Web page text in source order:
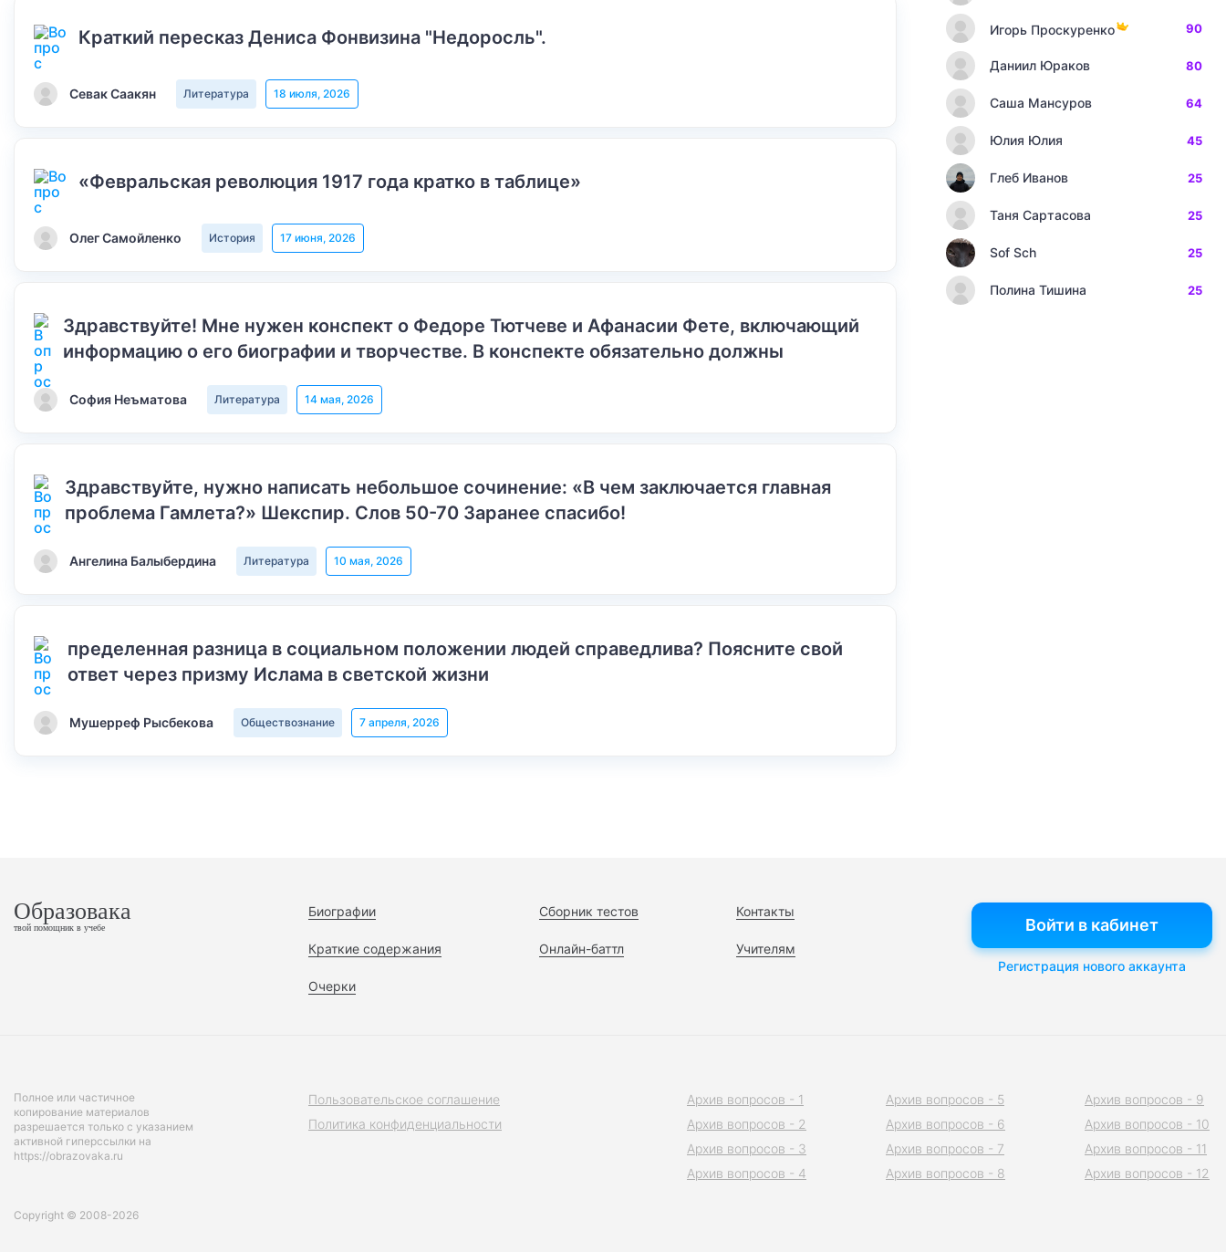
Краткий пересказ Дениса Фонвизина "Недоросль".
Севак Саакян Литература 18 июля, 2026
«Февральская революция 1917 года кратко в таблице»
Олег Самойленко История 17 июня, 2026
Здравствуйте! Мне нужен конспект о Федоре Тютчеве и Афанасии Фете, включающий
информацию о его биографии и творчестве. В конспекте обязательно должны
София Неъматова Литература 14 мая, 2026
Здравствуйте, нужно написать небольшое сочинение: «В чем заключается главная
проблема Гамлета?» Шекспир. Слов 50-70 Заранее спасибо!
Ангелина Балыбердина Литература 10 мая, 2026
пределенная разница в социальном положении людей справедлива? Поясните свой
ответ через призму Ислама в светской жизни
Мушерреф Рысбекова Обществознание 7 апреля, 2026
Игорь Проскуренко 90
Даниил Юраков 80
Саша Мансуров 64
Юлия Юлия 45
Глеб Иванов 25
Таня Сартасова 25
Sof Sch 25
Полина Тишина 25
Образовака
твой помощник в учебе
Биографии
Краткие содержания
Очерки
Сборник тестов
Онлайн-баттл
Контакты
Учителям
Войти в кабинет
Регистрация нового аккаунта
Полное или частичное
копирование материалов
разрешается только с указанием
активной гиперссылки на
https://obrazovaka.ru
Пользовательское соглашение
Политика конфиденциальности
Архив вопросов - 1
Архив вопросов - 2
Архив вопросов - 3
Архив вопросов - 4
Архив вопросов - 5
Архив вопросов - 6
Архив вопросов - 7
Архив вопросов - 8
Архив вопросов - 9
Архив вопросов - 10
Архив вопросов - 11
Архив вопросов - 12
Copyright © 2008-2026